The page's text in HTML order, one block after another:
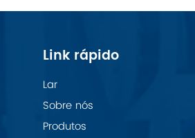
Link rápido
Lar
Sobre nós
Produtos